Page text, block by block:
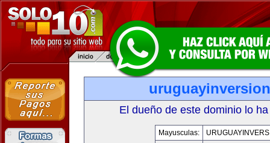
El dueño de este dominio lo
Mayusculas: